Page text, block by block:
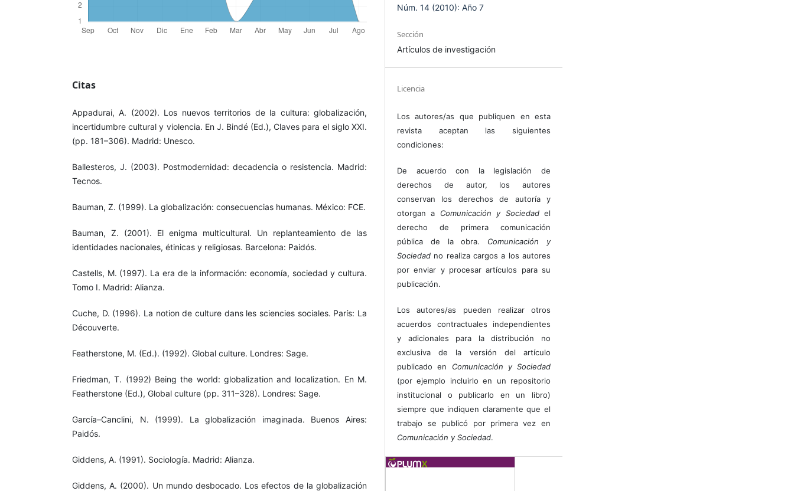
Citas
Appadurai, A. (2002). Los nuevos territorios de la cultura: globalización,
incertidumbre cultural y violencia. En J. Bindé (Ed.), Claves para el siglo XXI.
(pp. 181–306). Madrid: Unesco.
Ballesteros, J. (2003). Postmodernidad: decadencia o resistencia. Madrid:
Tecnos.
Bauman, Z. (1999). La globalización: consecuencias humanas. México: FCE.
Bauman, Z. (2001). El enigma multicultural. Un replanteamiento de las
identidades nacionales, étinicas y religiosas. Barcelona: Paidós.
Castells, M. (1997). La era de la información: economía, sociedad y cultura.
Tomo I. Madrid: Alianza.
Cuche, D. (1996). La notion de culture dans les sciencies sociales. París: La
Découverte.
Featherstone, M. (Ed.). (1992). Global culture. Londres: Sage.
Friedman, T. (1992) Being the world: globalization and localization. En M.
Featherstone (Ed.), Global culture (pp. 311–328). Londres: Sage.
García–Canclini, N. (1999). La globalización imaginada. Buenos Aires:
Paidós.
Giddens, A. (1991). Sociología. Madrid: Alianza.
Giddens, A. (2000). Un mundo desbocado. Los efectos de la globalización
Núm. 14 (2010): Año 7
Sección
Artículos de investigación
Licencia
Los autores/as que publiquen en esta
revista aceptan las siguientes
condiciones:
De acuerdo con la legislación de
derechos de autor, los autores
conservan los derechos de autoría y
otorgan a Comunicación y Sociedadel
derecho de primera comunicación
pública de la obra. Comunicación y
Sociedad no realiza cargos a los autores
por enviar y procesar artículos para su
publicación.
Los autores/as pueden realizar otros
acuerdos contractuales independientes
y adicionales para la distribución no
exclusiva de la versión del artículo
publicado en Comunicación y Sociedad
(por ejemplo incluirlo en un repositorio
institucional o publicarlo en un libro)
siempre que indiquen claramente que el
trabajo se publicó por primera vez en
Comunicación y Sociedad.